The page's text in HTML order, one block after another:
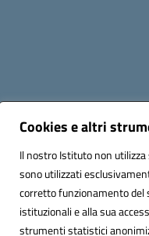
Cookies e altri
Il nostro Istituto non
sono utilizzati
corretto funzionamento del
istituzionali e alla sua
strumenti statistici